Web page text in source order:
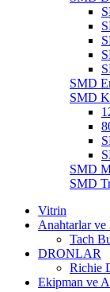
SMD
SMD
SMD
SMD
Vitrin
Anahtarlar ve
Tach
DRONLAR
Richie
Ekipman ve